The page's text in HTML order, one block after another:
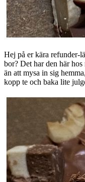
Hej på er kära refunder-
bor? Det har den här
än att mysa in sig
kopp te och baka lite